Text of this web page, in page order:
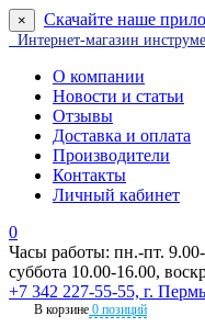
× Скачайте наше
Интернет-магазин
О компании
Новости и статьи
Отзывы
Доставка и оплата
Производители
Контакты
Личный кабинет
0
Часы работы: пн.-пт.
суббота 10.00-16.00,
+7 342 227-55-55, г. Пермь
В корзине 0 позиций